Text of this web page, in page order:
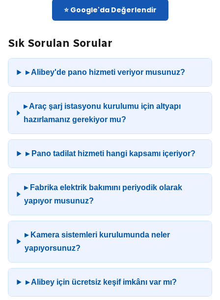
⭐ Google'da Değerlendir
Sık Sorulan Sorular
▸ Alibey'de pano hizmeti veriyor musunuz?
▸ Araç şarj istasyonu kurulumu için altyapı
hazırlamanız gerekiyor mu?
▸ Pano tadilat hizmeti hangi kapsamı içeriyor?
▸ Fabrika elektrik bakımını periyodik olarak
yapıyor musunuz?
▸ Kamera sistemleri kurulumunda neler
yapıyorsunuz?
▸ Alibey için ücretsiz keşif imkânı var mı?